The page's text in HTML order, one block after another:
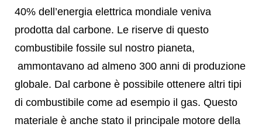
40% dell’energia elettrica mondiale veniva
prodotta dal carbone. Le riserve di questo
combustibile fossile sul nostro pianeta,
ammontavano ad almeno 300 anni di produzione
globale. Dal carbone è possibile ottenere altri tipi
di combustibile come ad esempio il gas. Questo
materiale è anche stato il principale motore della